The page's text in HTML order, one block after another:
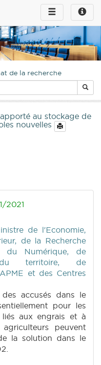
Toggle
infos
Toggle
navigation
de la recherche
au stockage de
nouvelles
2021
de l'Economie,
de la Recherche
du Numérique, de
du territoire, de
et des Centres
accusés dans le
pour les
aux engrais et à
peuvent
la solution dans le